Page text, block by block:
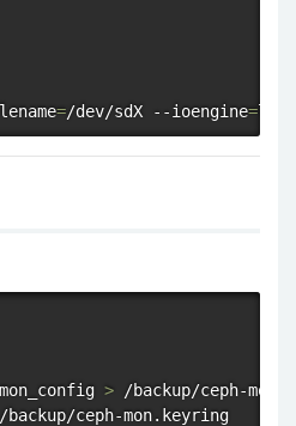
=/dev/sdX --ioengine=
> /backup/ceph-
ceph-mon.keyring